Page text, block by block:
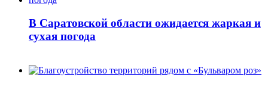
В Саратовской области ожидается жаркая и
сухая погода